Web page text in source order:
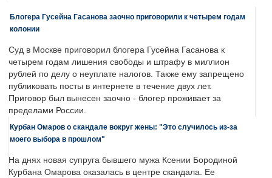
Блогера Гусейна Гасанова заочно приговорили к четырем годам
колонии
Суд в Москве приговорил блогера Гусейна Гасанова к
четырем годам лишения свободы и штрафу в миллион
рублей по делу о неуплате налогов. Также ему запрещено
публиковать посты в интернете в течение двух лет.
Приговор был вынесен заочно - блогер проживает за
пределами России.
Курбан Омаров о скандале вокруг жены: "Это случилось из-за
моего выбора в прошлом"
На днях новая супруга бывшего мужа Ксении Бородиной
Курбана Омарова оказалась в центре скандала. Ее